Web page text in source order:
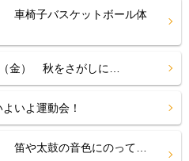
車椅子バスケットボール体
金） 秋をさがしに…
いよ運動会！
笛や太鼓の音色にのって…